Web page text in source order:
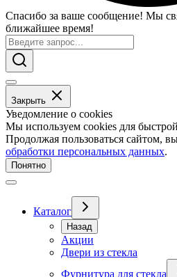
Спасибо за ваше сообщение! Мы
ближайшее время!
Закрыть
Уведомление о cookies
Мы используем cookies для
Продолжая пользоваться сайтом,
обработки персональных данных.
Понятно
Каталог
Назад
Акции
Двери из стекла
Фурнитура для стекла